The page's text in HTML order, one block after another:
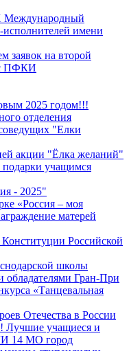
исполнителей имени
заявок на второй
ПФКИ
2025 годом!!!
отделения
"Елки
акции "Ёлка желаний"
учащимся
- 2025"
«Россия – моя
матерей
Российской
школы
обладателями Гран-При
«Танцевальная
Отечества в России
Лучшие учащиеся и
14 МО город